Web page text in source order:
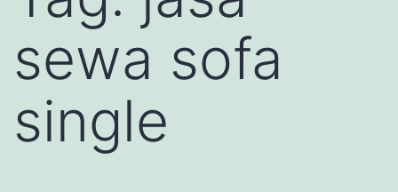
sewa sofa
single